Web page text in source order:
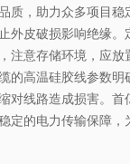
质，助力众多项目
外皮破损影响绝缘
注意存储环境，应
的高温硅胶线参数
对线路造成损害。
定的电力传输保障